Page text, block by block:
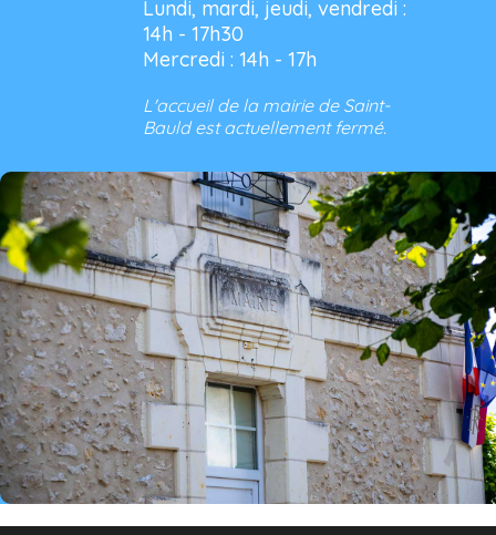
Lundi, mardi, jeudi, vendredi :
14h - 17h30
Mercredi : 14h - 17h
L'accueil de la mairie de Saint-
Bauld est actuellement fermé.